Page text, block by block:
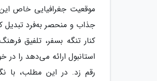
موقعیت جغرافیایی خاص
جذاب و منحصر به‌فرد تبدیل
کنار تنگه بسفر، تلفیق
استانبول ارائه می‌دهد را
رقم زد. در این مطلب، با